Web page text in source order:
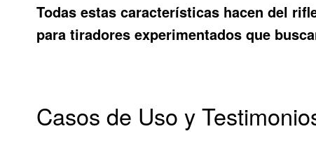
Todas estas características hacen del
para tiradores experimentados que
Casos de Uso y